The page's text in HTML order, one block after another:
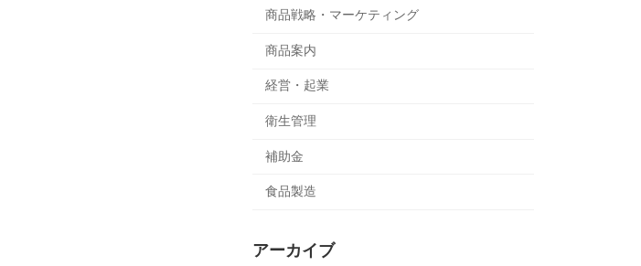
商品戦略・マーケティング
商品案内
経営・起業
衛生管理
補助金
食品製造
アーカイブ